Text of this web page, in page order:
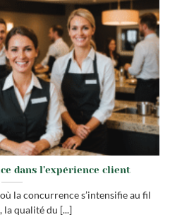
dans l’expérience client
la concurrence s’intensifie au fil
la qualité du [...]